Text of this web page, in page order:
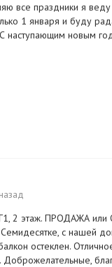
все праздники я веду
1 января и буду
наступающим новым
Г1, 2 этаж. ПРОДАЖА
с нашей
остеклен.